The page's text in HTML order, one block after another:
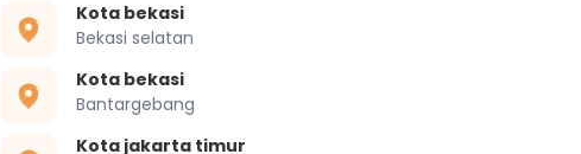
Kota bekasi
Bekasi selatan
Kota bekasi
Bantargebang
Kota jakarta timur